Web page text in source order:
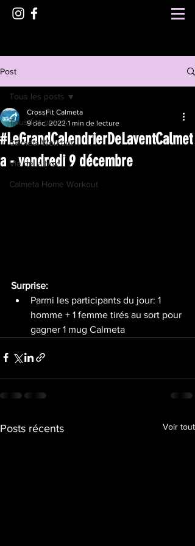
Post
Tous les posts
Calmeta Workout
Vie de la box
Calmeta Home Workout
Tous les posts
#LeGrandCalendrierDeLaventCalmet
a - vendredi 9 décembre
CrossFit Calmeta
9 déc. 2022 1 min de lecture
Surprise:
Parmi les participants du jour: 1
homme + 1 femme tirés au sort pour
gagner 1 mug Calmeta
Posts récents Voir tout